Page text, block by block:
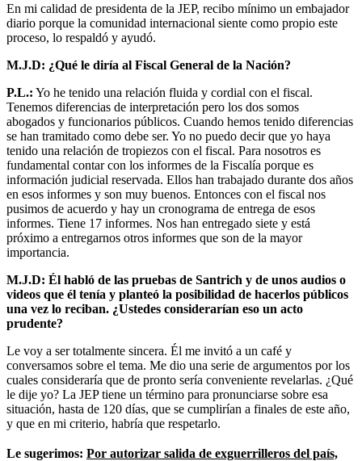
En mi calidad de presidenta de la JEP, recibo mínimo un embajador
diario porque la comunidad internacional siente como propio este
proceso, lo respaldó y ayudó.
M.J.D: ¿Qué le diría al Fiscal General de la Nación?
P.L.: Yo he tenido una relación fluida y cordial con el fiscal.
Tenemos diferencias de interpretación pero los dos somos
abogados y funcionarios públicos. Cuando hemos tenido diferencias
se han tramitado como debe ser. Yo no puedo decir que yo haya
tenido una relación de tropiezos con el fiscal. Para nosotros es
fundamental contar con los informes de la Fiscalía porque es
información judicial reservada. Ellos han trabajado durante dos años
en esos informes y son muy buenos. Entonces con el fiscal nos
pusimos de acuerdo y hay un cronograma de entrega de esos
informes. Tiene 17 informes. Nos han entregado siete y está
próximo a entregarnos otros informes que son de la mayor
importancia.
M.J.D: Él habló de las pruebas de Santrich y de unos audios o
videos que él tenía y planteó la posibilidad de hacerlos públicos
una vez lo reciban. ¿Ustedes considerarían eso un acto
prudente?
Le voy a ser totalmente sincera. Él me invitó a un café y
conversamos sobre el tema. Me dio una serie de argumentos por los
cuales consideraría que de pronto sería conveniente revelarlas. ¿Qué
le dije yo? La JEP tiene un término para pronunciarse sobre esa
situación, hasta de 120 días, que se cumplirían a finales de este año,
y que en mi criterio, habría que respetarlo.
Le sugerimos: Por autorizar salida de exguerrilleros del país,